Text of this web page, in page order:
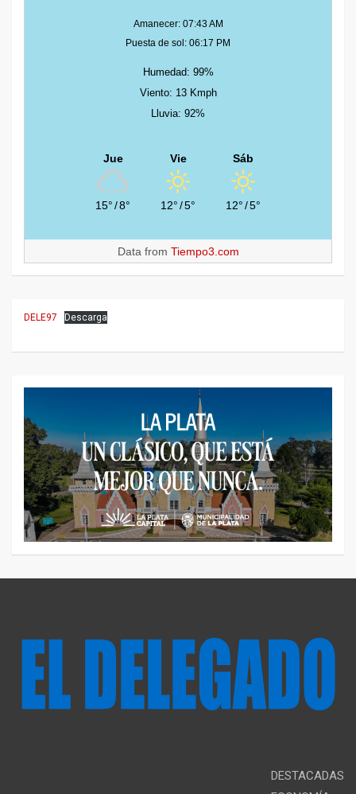
Amanecer: 07:43 AM
Puesta de sol: 06:17 PM
Humedad: 99%
Viento: 13 Kmph
Lluvia: 92%
Jue
15°/8°
Vie
12°/5°
Sáb
12°/5°
Data from Tiempo3.com
DELE97 Descarga
DESTACADAS